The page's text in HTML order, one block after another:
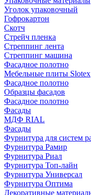
Уголок упаковочный
Гофрокартон
Скотч
Стрейч пленка
Стреппинг лента
Стреппинг машина
Фасадное полотно
Мебельные плиты Slotex
Фасадное полотно
Образцы фасадов
Фасадное полотно
Фасады
МДФ RIAL
Фасады
Фурнитура для систем
Фурнитура Рамир
Фурнитура Риал
Фурнитура Топ-лайн
Фурнитура Универсал
Фурнитура Оптима
Декоративные